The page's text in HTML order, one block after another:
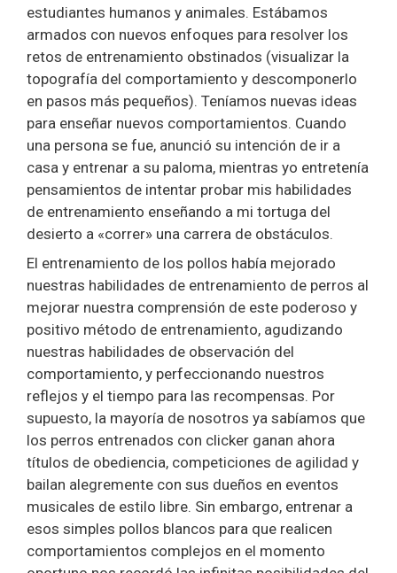
estudiantes humanos y animales. Estábamos
armados con nuevos enfoques para resolver los
retos de entrenamiento obstinados (visualizar la
topografía del comportamiento y descomponerlo
en pasos más pequeños). Teníamos nuevas ideas
para enseñar nuevos comportamientos. Cuando
una persona se fue, anunció su intención de ir a
casa y entrenar a su paloma, mientras yo entretenía
pensamientos de intentar probar mis habilidades
de entrenamiento enseñando a mi tortuga del
desierto a «correr» una carrera de obstáculos.
El entrenamiento de los pollos había mejorado
nuestras habilidades de entrenamiento de perros al
mejorar nuestra comprensión de este poderoso y
positivo método de entrenamiento, agudizando
nuestras habilidades de observación del
comportamiento, y perfeccionando nuestros
reflejos y el tiempo para las recompensas. Por
supuesto, la mayoría de nosotros ya sabíamos que
los perros entrenados con clicker ganan ahora
títulos de obediencia, competiciones de agilidad y
bailan alegremente con sus dueños en eventos
musicales de estilo libre. Sin embargo, entrenar a
esos simples pollos blancos para que realicen
comportamientos complejos en el momento